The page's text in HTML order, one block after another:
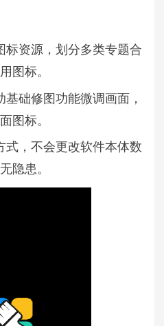
标资源，划分多类专题合
图标。
础修图功能微调画面，
图标。
式，不会更改软件本体数
隐患。